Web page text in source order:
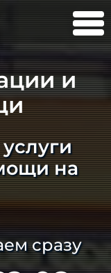
и
на
сразу